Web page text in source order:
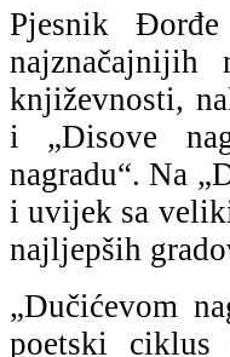
Pjesnik
književnosti,
i „Disove
nagradu“. Na
i uvijek sa
najljepših
„Dučićevom
poetski